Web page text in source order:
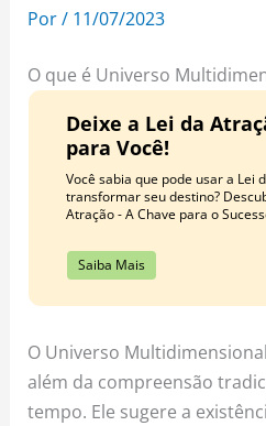
Por/ 11/07/2023
O que é Universo
Deixe a Lei da
para Você!
Você sabia que pode usar a Lei
transformar seu destino?
Atração - A Chave para o
Saiba Mais
O Universo
além da compreensão
tempo. Ele sugere a